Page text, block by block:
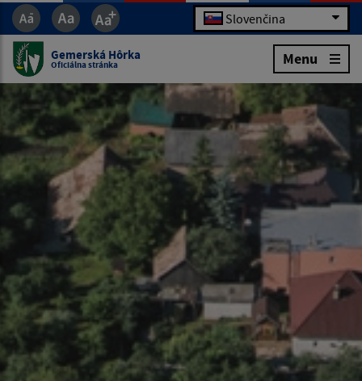
Slovenčina
Gemerská Hôrka
Oficiálna stránka Menu